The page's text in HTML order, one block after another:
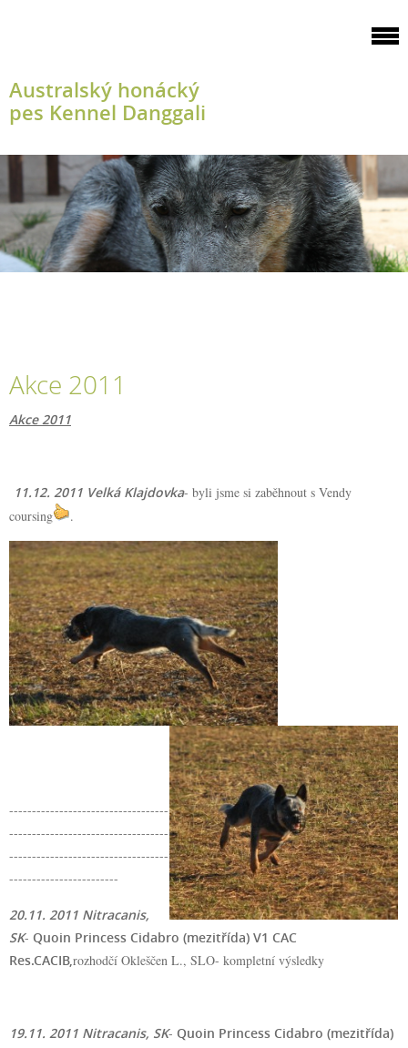
Australský honácký
pes Kennel Danggali
Akce 2011
Akce 2011
11.12. 2011 Velká Klajdovka- byli jsme si zaběhnout s Vendy
coursing
.
-----------------------------------
-----------------------------------
-----------------------------------
------------------------
20.11. 2011 Nitracanis,
SK- Quoin Princess Cidabro (mezitřída) V1 CAC
Res.CACIB,rozhodčí Okleščen L., SLO- kompletní výsledky
19.11. 2011 Nitracanis, SK- Quoin Princess Cidabro (mezitřída)